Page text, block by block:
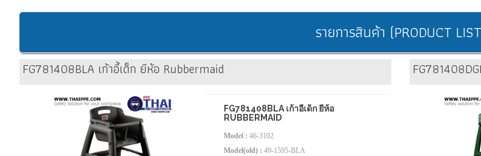
รายการสินค้า (PRODUCT
FG781408BLA เก้าอี้เด็ก ยีห้อ Rubbermaid
FG781408BLA เก้าอี้เด็ก ยีห้อ
RUBBERMAID
Model : 46-3102
Model(old) : 49-1595-BLA